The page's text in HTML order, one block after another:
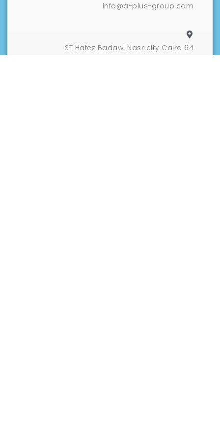
info@a-plus-group.com
64 ST Hafez Badawi Nasr city Cairo